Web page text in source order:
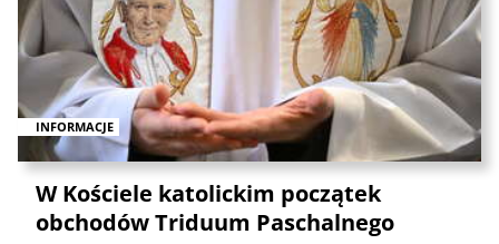
INFORMACJE
W Kościele katolickim początek
obchodów Triduum Paschalnego